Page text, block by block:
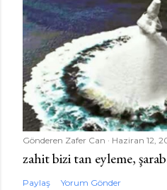
Gönderen Zafer Can Haziran 12,
zahit bizi tan eyleme,
Paylaş Yorum Gönder